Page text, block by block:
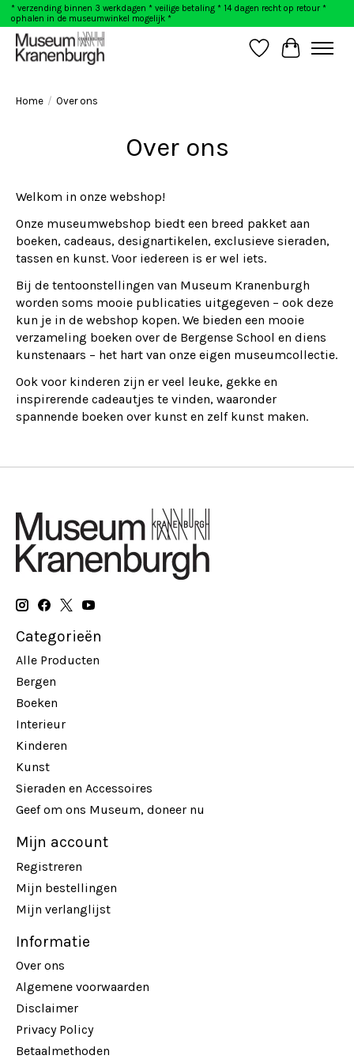
* verzending binnen 3 werkdagen * veilige betaling * 14 dagen recht op retour *
ophalen in de museumwinkel mogelijk *
Verlanglijst
Home / Over ons
Over ons
Welkom in onze webshop!
Onze museumwebshop biedt een breed pakket aan
boeken, cadeaus, designartikelen, exclusieve sieraden,
tassen en kunst. Voor iedereen is er wel iets.
Bij de tentoonstellingen van Museum Kranenburgh
worden soms mooie publicaties uitgegeven – ook deze
kun je in de webshop kopen. We bieden een mooie
verzameling boeken over de Bergense School en diens
kunstenaars – het hart van onze eigen museumcollectie.
Ook voor kinderen zijn er veel leuke, gekke en
inspirerende cadeautjes te vinden, waaronder
spannende boeken over kunst en zelf kunst maken.
Categorieën
Alle Producten
Bergen
Boeken
Interieur
Kinderen
Kunst
Sieraden en Accessoires
Geef om ons Museum, doneer nu
Mijn account
Registreren
Mijn bestellingen
Mijn verlanglijst
Informatie
Over ons
Algemene voorwaarden
Disclaimer
Privacy Policy
Betaalmethoden